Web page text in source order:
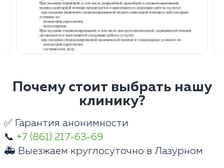
Почему стоит выбрать нашу
клинику?
✅ Гарантия анонимности
📞 +7 (861) 217-63-69
🚑 Выезжаем круглосуточно в Лазурном